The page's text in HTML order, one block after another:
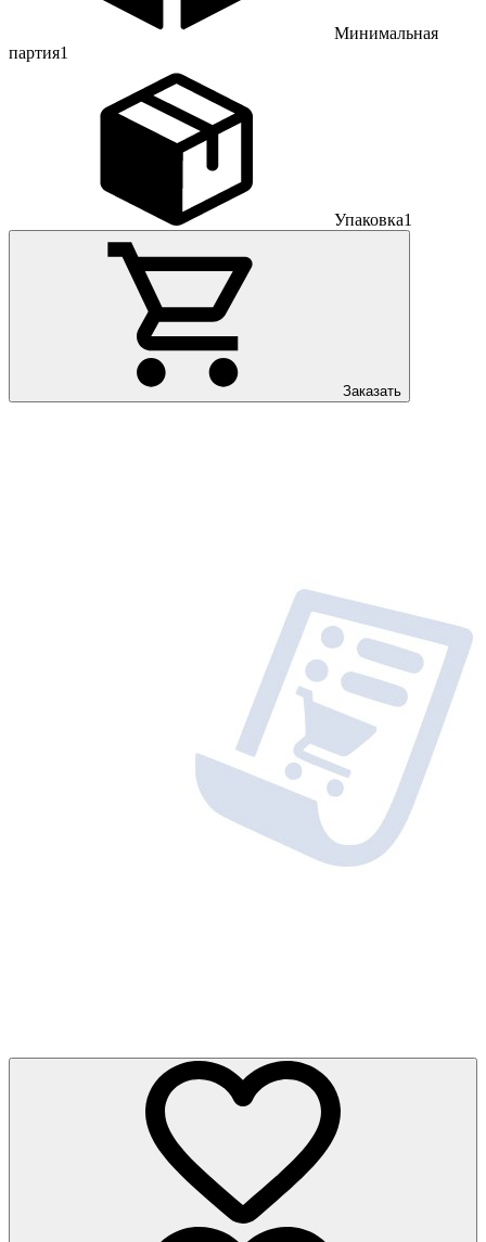
Минимальная
партия1
Упаковка1
Заказать